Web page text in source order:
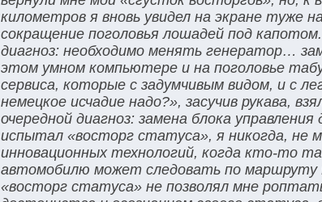
километров я вновь увидел на экране туже
сокращение поголовья лошадей под
диагноз: необходимо менять генератор…
этом умном компьютере и на поголовье
сервиса, которые с задумчивым видом, и с
немецкое исчадие надо?», засучив рукава,
очередной диагноз: замена блока
испытал «восторг статуса», я никогда, не
инновационных технологий, когда кто-то
автомобилю может следовать по маршруту
«восторг статуса» не позволял мне